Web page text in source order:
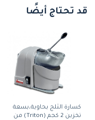
قد تحتاج أيضًا
كسارة الثلج بحاوية،بسعة
تخزين 2 كجم (Triton) من